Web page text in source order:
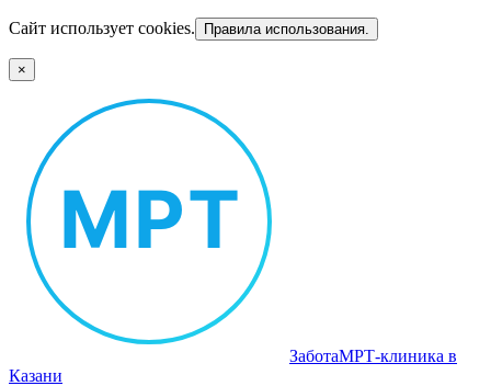
Сайт использует cookies. Правила использования.
×
ЗаботаМРТ‑клиника в
Казани